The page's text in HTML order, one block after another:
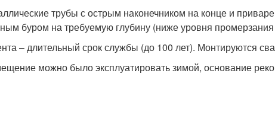
трубы с острым наконечником на конце и
буром на требуемую глубину (ниже уровня
– длительный срок службы (до 100 лет). Монтируются
можно было эксплуатировать зимой, основание